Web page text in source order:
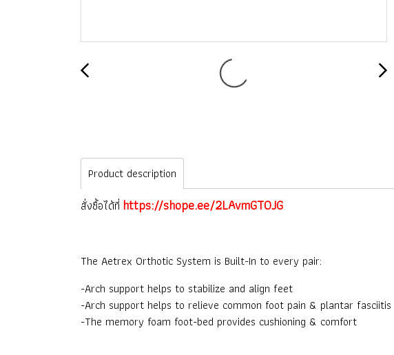
Product description
สั่งซื้อได้ที่ https://shope.ee/2LAvmGT0JG
The Aetrex Orthotic System is Built-In to every pair:
-Arch support helps to stabilize and align feet
-Arch support helps to relieve common foot pain & plantar fasciitis
-The memory foam foot-bed provides cushioning & comfort